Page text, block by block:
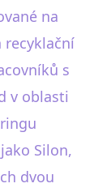
na
recyklační
s
v oblasti
Silon,
dvou